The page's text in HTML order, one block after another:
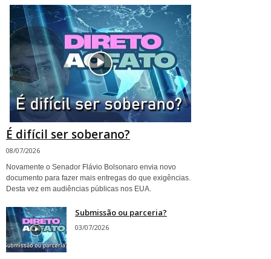
É difícil ser soberano?
08/07/2026
Novamente o Senador Flávio Bolsonaro envia novo
documento para fazer mais entregas do que exigências.
Desta vez em audiências públicas nos EUA.
Submissão ou parceria?
03/07/2026